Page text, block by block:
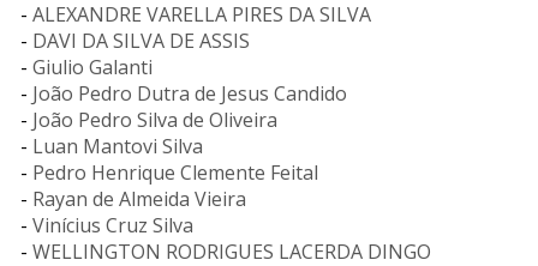
- ALEXANDRE VARELLA PIRES DA SILVA
- DAVI DA SILVA DE ASSIS
- Giulio Galanti
- João Pedro Dutra de Jesus Candido
- João Pedro Silva de Oliveira
- Luan Mantovi Silva
- Pedro Henrique Clemente Feital
- Rayan de Almeida Vieira
- Vinícius Cruz Silva
- WELLINGTON RODRIGUES LACERDA DINGO